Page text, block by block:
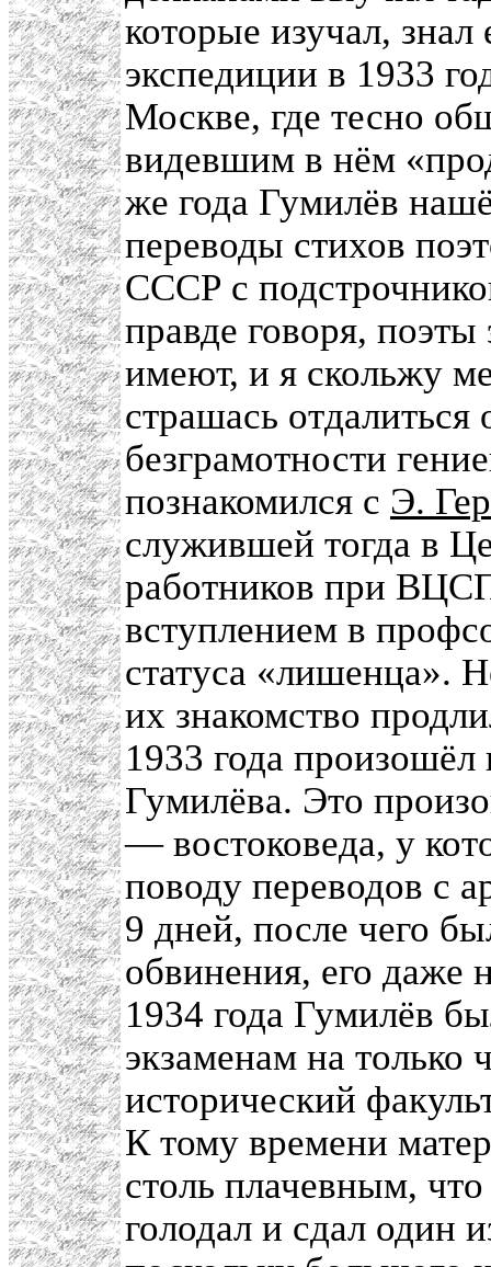
которые изучал,
экспедиции в 1933
Москве, где тесно
видевшим в нём
же года Гумилёв
переводы стихов
СССР с
правде говоря,
имеют, и я скольжу
страшась отдалиться
безграмотности
познакомился с Э.
служившей тогда в
работников при
вступлением в
статуса «лишенца».
их знакомство
1933 года
Гумилёва. Это
— востоковеда, у
поводу переводов с
9 дней, после чего
обвинения, его даже
1934 года Гумилёв
экзаменам на только
исторический
К тому времени
столь плачевным,
голодал и сдал один